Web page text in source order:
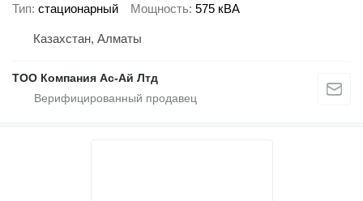
Тип стационарный Мощность 575 кВА
Казахстан, Алматы
ТОО Компания Ас-Ай Лтд